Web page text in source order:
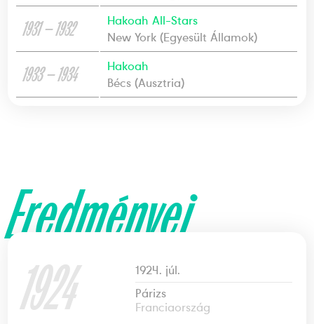
1931 — 1932
Hakoah All-Stars
New York (Egyesült Államok)
1933 — 1934
Hakoah
Bécs (Ausztria)
Eredményei
1924
1924. júl.
Párizs
Franciaország